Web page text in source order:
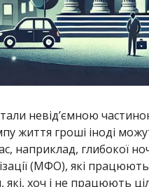
невід’ємною
життя гроші іноді
наприклад, глибокої
(МФО), які
які, хоч і не працюють